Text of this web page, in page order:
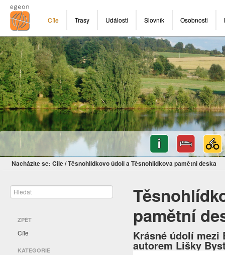
Cíle Trasy Události Slovník Osobnosti
Nacházíte se: Cíle/Těsnohlídkovo údolí a Těsnohlídkova pamětní deska
ZPĚT
Cíle
KATEGORIE
pamětní
Krásné údolí mezi
autorem Lišky